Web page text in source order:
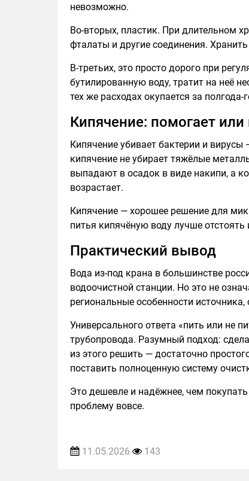
невозможно.
Во-вторых, пластик. При длительном
фталаты и другие соединения.
В-третьих, это просто дорого при
бутилированную воду, тратит на неё
тех же расходах окупается за полгода-
Кипячение: помогает или
Кипячение убивает бактерии и
кипячение не убирает тяжёлые
выпадают в осадок в виде накипи, а
возрастает.
Кипячение — хорошее решение для
питья кипячёную воду лучше отстоять
Практический вывод
Вода из-под крана в большинстве
водоочистной станции. Но это не
региональные особенности
Универсального ответа «пить или не
трубопровода. Разумный подход:
из этого решить — достаточно
поставить полноценную систему
Это дешевле и надёжнее, чем
проблему вовсе.
11.05.2026 143